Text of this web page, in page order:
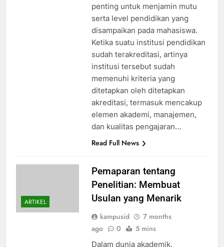
penting untuk menjamin mutu
serta level pendidikan yang
disampaikan pada mahasiswa.
Ketika suatu institusi pendidikan
sudah terakreditasi, artinya
institusi tersebut sudah
memenuhi kriteria yang
ditetapkan oleh ditetapkan
akreditasi, termasuk mencakup
elemen akademi, manajemen,
dan kualitas pengajaran…
Read Full News
ARTIKEL
Pemaparan tentang
Penelitian: Membuat
Usulan yang Menarik
kampusid
7 months
ago
0 5 mins
Dalam dunia akademik,